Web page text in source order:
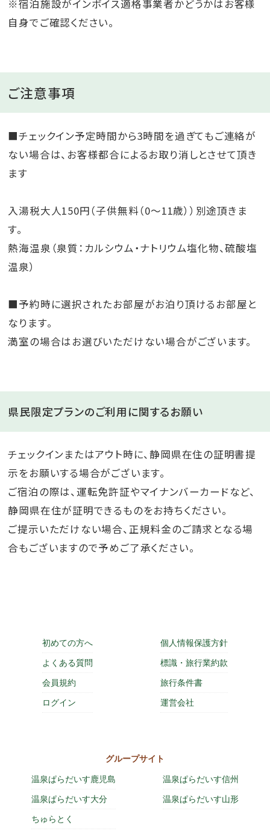
※宿泊施設がインボイス適格事業者かどうかはお客様
自身でご確認ください。
ご注意事項
■チェックイン予定時間から3時間を過ぎてもご連絡が
ない場合は、お客様都合によるお取り消しとさせて頂き
ます
入湯税大人150円（子供無料（0～11歳））別途頂きま
す。
熱海温泉（泉質：カルシウム・ナトリウム塩化物、硫酸塩
温泉）
■予約時に選択されたお部屋がお泊り頂けるお部屋と
なります。
満室の場合はお選びいただけない場合がございます。
県民限定プランのご利用に関するお願い
チェックインまたはアウト時に、静岡県在住の証明書提
示をお願いする場合がございます。
ご宿泊の際は、運転免許証やマイナンバーカードなど、
静岡県在住が証明できるものをお持ちください。
ご提示いただけない場合、正規料金のご請求となる場
合もございますので予めご了承ください。
初めての方へ
よくある質問
会員規約
ログイン
個人情報保護方針
標識・旅行業約款
旅行条件書
運営会社
グループサイト
温泉ぱらだいす鹿児島
温泉ぱらだいす大分
ちゅらとく
温泉ぱらだいす信州
温泉ぱらだいす山形